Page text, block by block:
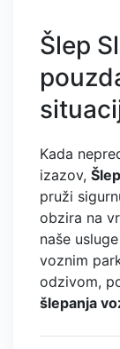
Šlep
Kada
izazov,
pruži
obzira na
naše
voznim
odzivom,
šlepanja